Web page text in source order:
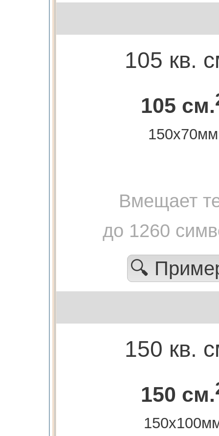
105 кв.
105 см.
150х70мм
Вмещает
до 1260
🔍
150 кв.
150 см.